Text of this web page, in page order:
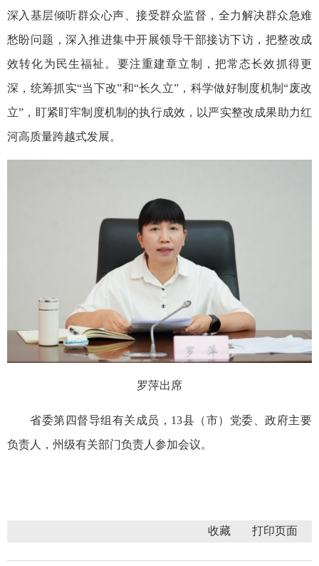
深入基层倾听群众心声、接受群众监督，全力解决群众急难
愁盼问题，深入推进集中开展领导干部接访下访，把整改成
效转化为民生福祉。要注重建章立制，把常态长效抓得更
深，统筹抓实“当下改”和“长久立”，科学做好制度机制“废改
立”，盯紧盯牢制度机制的执行成效，以严实整改成果助力红
河高质量跨越式发展。
罗萍出席
省委第四督导组有关成员，13县（市）党委、政府主要
负责人，州级有关部门负责人参加会议。
收藏